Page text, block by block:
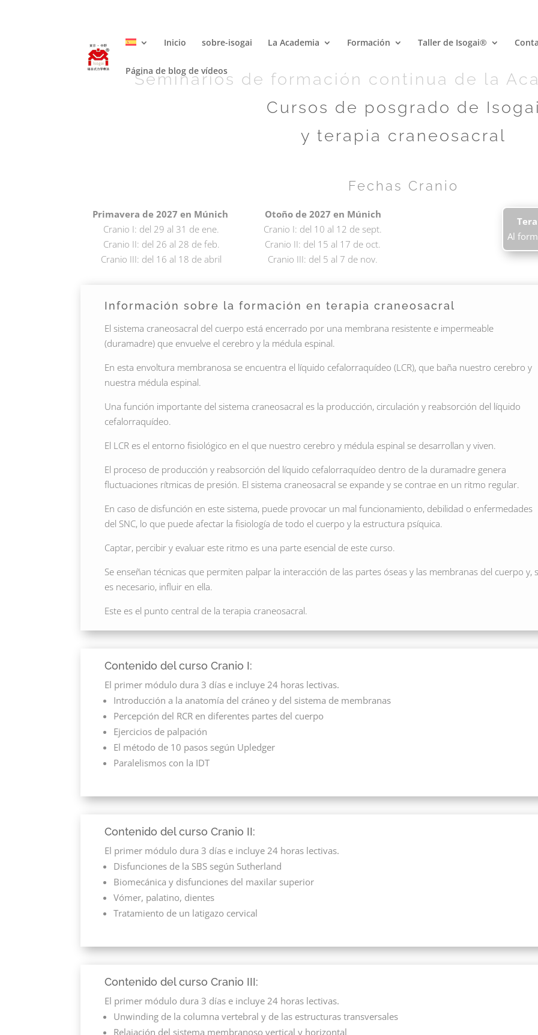
Inicio sobre-isogai La Academia Formación Taller de Isogai®
Página de blog de vídeos
Seminarios de formación continua de la
Cursos de posgrado de
y terapia craneosacral
Fechas Cranio
Primavera de 2027 en Múnich
Cranio I: del 29 al 31 de ene.
Cranio II: del 26 al 28 de feb.
Cranio III: del 16 al 18 de abril
Otoño de 2027 en Múnich
Cranio I: del 10 al 12 de sept.
Cranio II: del 15 al 17 de oct.
Cranio III: del 5 al 7 de nov.
Al
Información sobre la formación en terapia craneosacral
El sistema craneosacral del cuerpo está encerrado por una membrana resistente e impermeable
(duramadre) que envuelve el cerebro y la médula espinal.
En esta envoltura membranosa se encuentra el líquido cefalorraquídeo (LCR), que baña nuestro cerebro y
nuestra médula espinal.
Una función importante del sistema craneosacral es la producción, circulación y reabsorción del líquido
cefalorraquídeo.
El LCR es el entorno fisiológico en el que nuestro cerebro y médula espinal se desarrollan y viven.
El proceso de producción y reabsorción del líquido cefalorraquídeo dentro de la duramadre genera
fluctuaciones rítmicas de presión. El sistema craneosacral se expande y se contrae en un ritmo regular.
En caso de disfunción en este sistema, puede provocar un mal funcionamiento, debilidad o enfermedades
del SNC, lo que puede afectar la fisiología de todo el cuerpo y la estructura psíquica.
Captar, percibir y evaluar este ritmo es una parte esencial de este curso.
Se enseñan técnicas que permiten palpar la interacción de las partes óseas y las membranas del cuerpo y,
es necesario, influir en ella.
Este es el punto central de la terapia craneosacral.
Contenido del curso Cranio I:
El primer módulo dura 3 días e incluye 24 horas lectivas.
Introducción a la anatomía del cráneo y del sistema de membranas
Percepción del RCR en diferentes partes del cuerpo
Ejercicios de palpación
El método de 10 pasos según Upledger
Paralelismos con la IDT
Contenido del curso Cranio II:
El primer módulo dura 3 días e incluye 24 horas lectivas.
Disfunciones de la SBS según Sutherland
Biomecánica y disfunciones del maxilar superior
Vómer, palatino, dientes
Tratamiento de un latigazo cervical
Contenido del curso Cranio III:
El primer módulo dura 3 días e incluye 24 horas lectivas.
Unwinding de la columna vertebral y de las estructuras transversales
Relajación del sistema membranoso vertical y horizontal